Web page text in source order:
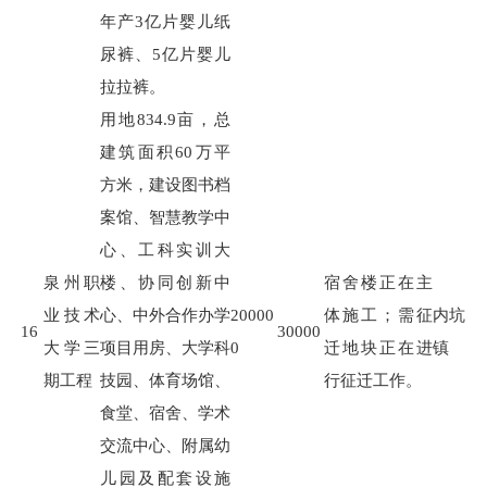
年产3亿片婴儿纸
尿裤、 5亿片婴儿
拉拉裤。
16
泉州职
业技术
大学三
期工程
用地834.9亩，总
建筑面积60 万平
方米，建设图书档
案馆、智慧教学中
心、工科实训大
楼、协同创新中
心、中外合作办学
项目用房、大学科
技园、体育场馆、
食堂、宿舍、学术
交流中心、附属幼
儿园及配套设施
20000
0
30000
宿舍楼正在主
体施工；需征
迁地块正在进
行征迁工作。
内坑
镇